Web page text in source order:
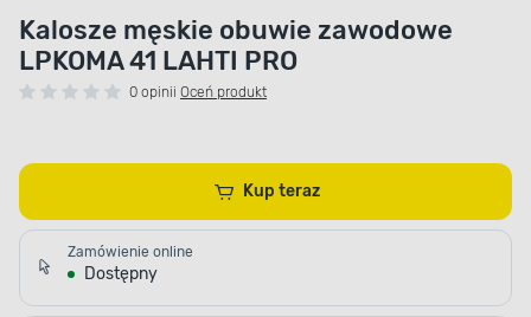
Kalosze męskie obuwie zawodowe
LPKOMA 41 LAHTI PRO
0 opinii Oceń produkt
Kup teraz
Zamówienie online
Dostępny